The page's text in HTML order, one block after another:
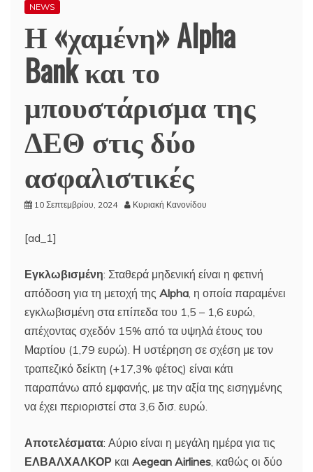
NEWS
Η «χαμένη» Alpha
Bank και το
μπουστάρισμα της
ΔΕΘ στις δύο
ασφαλιστικές
10 Σεπτεμβρίου, 2024 Κυριακή Κανονίδου
[ad_1]
Εγκλωβισμένη: Σταθερά μηδενική είναι η φετινή
απόδοση για τη μετοχή της Alpha , η οποία παραμένει
εγκλωβισμένη στα επίπεδα του 1,5 – 1,6 ευρώ,
απέχοντας σχεδόν 15% από τα υψηλά έτους του
Μαρτίου (1,79 ευρώ). Η υστέρηση σε σχέση με τον
τραπεζικό δείκτη (+17,3% φέτος) είναι κάτι
παραπάνω από εμφανής, με την αξία της εισηγμένης
να έχει περιοριστεί στα 3,6 δισ. ευρώ.
Αποτελέσματα: Αύριο είναι η μεγάλη ημέρα για τις
ΕΛΒΑΛΧΑΛΚΟΡ και Aegean Airlines , καθώς οι δύο